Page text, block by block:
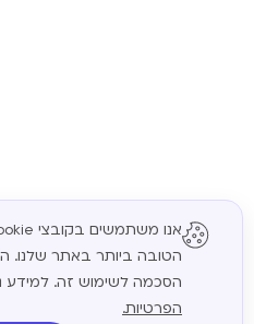
הטובה ביותר באתר שלנו.
הסכמה לשימוש זה. למידע
הפרטיות.